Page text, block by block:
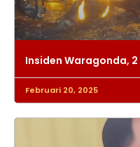
Insiden Waragonda,
Februari 20, 2025